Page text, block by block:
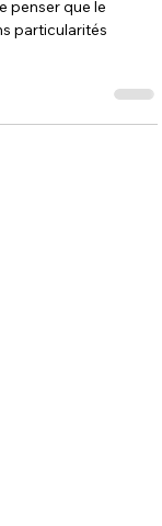
!
que le